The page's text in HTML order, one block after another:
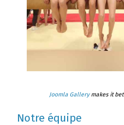
Joomla Gallerymakes it
Notre équipe